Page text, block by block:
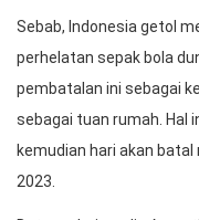
Sebab, Indonesia getol
perhelatan sepak bola
pembatalan ini sebagai
sebagai tuan rumah. Hal
kemudian hari akan
2023.